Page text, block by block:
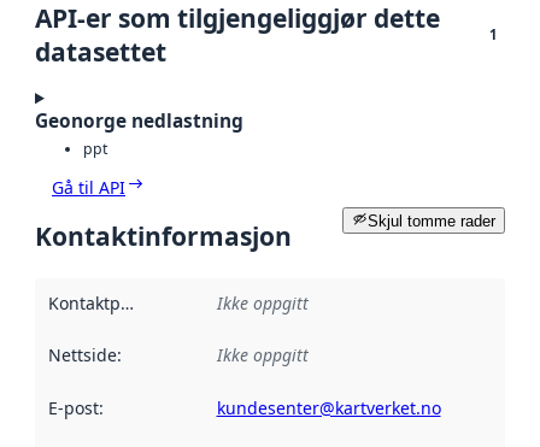
API-er som tilgjengeliggjør dette
datasettet
1
Geonorge nedlastning
ppt
Gå til API
Skjul tomme rader
Kontaktinformasjon
Kontaktpunkt Ikke oppgitt
Nettside: Ikke oppgitt
E-post: kundesenter@kartverket.no